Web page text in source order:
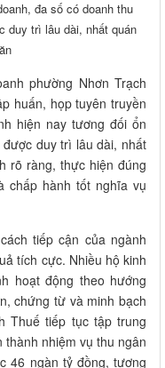
đa số có doanh thu
duy trì lâu dài, nhất quán
phường Nhơn Trạch
huấn, họp tuyên truyền
hiện nay tương đối ổn
duy trì lâu dài, nhất
rõ ràng, thực hiện đúng
chấp hành tốt nghĩa vụ
tiếp cận của ngành
tích cực. Nhiều hộ kinh
hoạt động theo hướng
chứng từ và minh bạch
Thuế tiếp tục tập trung
nhiệm vụ thu ngân
46 ngàn tỷ đồng, tương